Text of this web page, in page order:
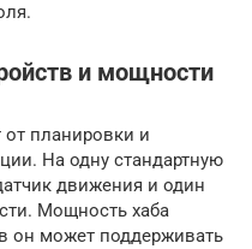
и мощности
от планировки и
На одну стандартную
движения и один
Мощность хаба
он может поддерживать